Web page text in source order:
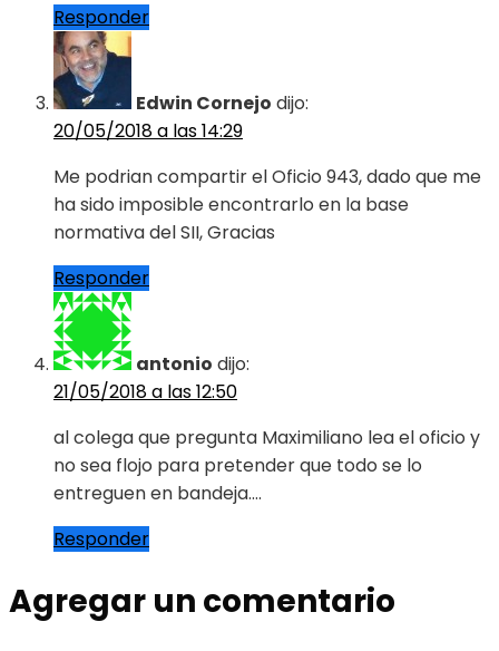
Responder
Edwin Cornejo dijo:
20/05/2018 a las 14:29
Me podrian compartir el Oficio 943, dado que me
ha sido imposible encontrarlo en la base
normativa del SII, Gracias
Responder
antonio dijo:
21/05/2018 a las 12:50
al colega que pregunta Maximiliano lea el oficio y
no sea flojo para pretender que todo se lo
entreguen en bandeja….
Responder
Agregar un comentario